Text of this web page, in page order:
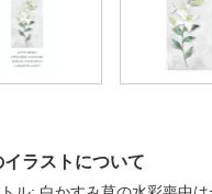
イラストについて